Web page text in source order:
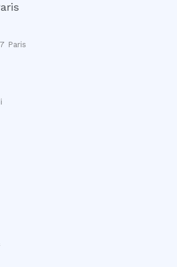
Paris